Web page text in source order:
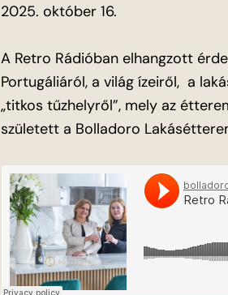
2025. október 16.
A Retro Rádióban elhangzott
Portugáliáról, a világ ízeiről, a
„titkos tűzhelyről”, mely az
született a Bolladoro